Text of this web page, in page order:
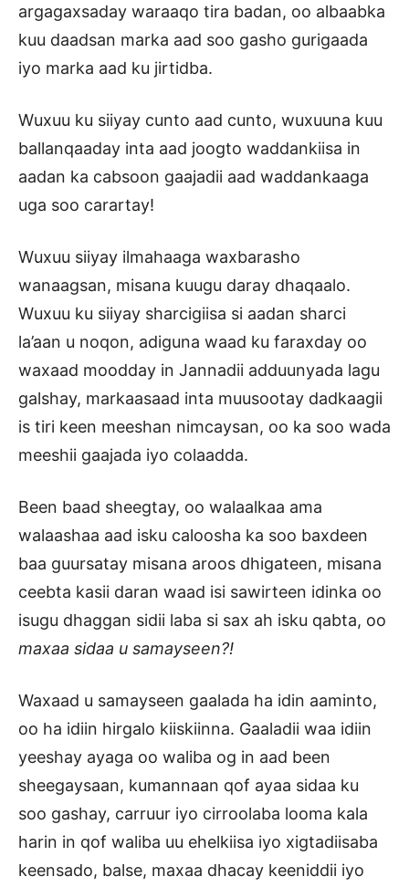
argagaxsaday waraaqo tira badan, oo albaabka
kuu daadsan marka aad soo gasho gurigaada
iyo marka aad ku jirtidba.
Wuxuu ku siiyay cunto aad cunto, wuxuuna kuu
ballanqaaday inta aad joogto waddankiisa in
aadan ka cabsoon gaajadii aad waddankaaga
uga soo carartay!
Wuxuu siiyay ilmahaaga waxbarasho
wanaagsan, misana kuugu daray dhaqaalo.
Wuxuu ku siiyay sharcigiisa si aadan sharci
la’aan u noqon, adiguna waad ku faraxday oo
waxaad moodday in Jannadii adduunyada lagu
galshay, markaasaad inta muusootay dadkaagii
is tiri keen meeshan nimcaysan, oo ka soo wada
meeshii gaajada iyo colaadda.
Been baad sheegtay, oo walaalkaa ama
walaashaa aad isku caloosha ka soo baxdeen
baa guursatay misana aroos dhigateen, misana
ceebta kasii daran waad isi sawirteen idinka oo
isugu dhaggan sidii laba si sax ah isku qabta, oo
maxaa sidaa u samayseen?!
Waxaad u samayseen gaalada ha idin aaminto,
oo ha idiin hirgalo kiiskiinna. Gaaladii waa idiin
yeeshay ayaga oo waliba og in aad been
sheegaysaan, kumannaan qof ayaa sidaa ku
soo gashay, carruur iyo cirroolaba looma kala
harin in qof waliba uu ehelkiisa iyo xigtadiisaba
keensado, balse, maxaa dhacay keeniddii iyo